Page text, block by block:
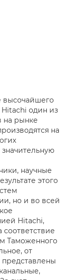
высочайшего
Hitachi один из
на рынке
на
научные
этого
но и во всей
Hitachi,
Таможенного
от